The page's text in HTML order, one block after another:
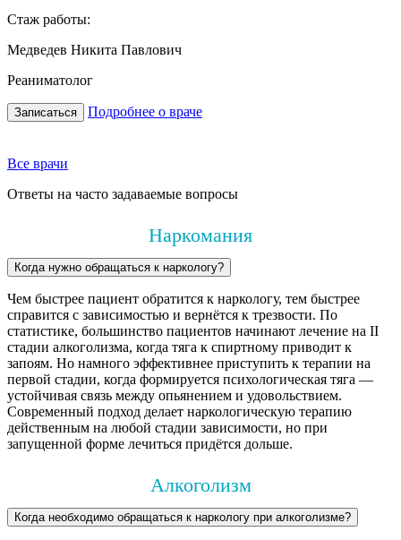
Стаж работы:
Медведев Никита Павлович
Реаниматолог
Записаться Подробнее о враче
Все врачи
Ответы на часто задаваемые вопросы
Наркомания
Когда нужно обращаться к наркологу?
Чем быстрее пациент обратится к наркологу, тем быстрее
справится с зависимостью и вернётся к трезвости. По
статистике, большинство пациентов начинают лечение на II
стадии алкоголизма, когда тяга к спиртному приводит к
запоям. Но намного эффективнее приступить к терапии на
первой стадии, когда формируется психологическая тяга —
устойчивая связь между опьянением и удовольствием.
Современный подход делает наркологическую терапию
действенным на любой стадии зависимости, но при
запущенной форме лечиться придётся дольше.
Алкоголизм
Когда необходимо обращаться к наркологу при алкоголизме?